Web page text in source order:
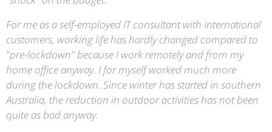
For me as a self-employed IT consultant with international
customers, working life has hardly changed compared to
"pre-lockdown" because I work remotely and from my
home office anyway. I for myself worked much more
during the lockdown. Since winter has started in southern
Australia, the reduction in outdoor activities has not been
quite as bad anyway.